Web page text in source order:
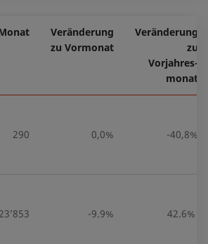
Veränderung
zu Vormonat
Veränderung
zu
Vorjahres-
monat
290 0,0% -40,8%
-9.9% 42.6%